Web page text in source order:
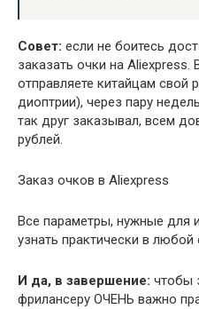
Совет: если не боитесь
заказать очки на Aliexpress.
отправляете китайцам свой
диоптрии), через пару
так друг заказывал, всем
рублей.
Заказ очков в Aliexpress
Все параметры, нужные для
узнать практически в любой
И да, в завершение: чтобы
фрилансеру ОЧЕНЬ важно